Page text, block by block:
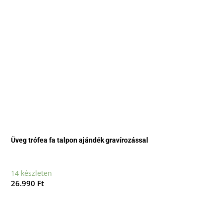
Üveg trófea fa talpon ajándék gravírozással
14 készleten
26.990 Ft